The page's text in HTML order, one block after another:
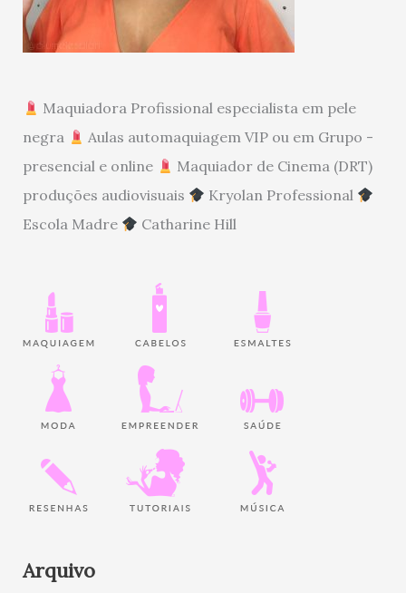
Maquiadora Profissional especialista em pele
negra
Aulas automaquiagem VIP ou em Grupo -
presencial e online
Maquiador de Cinema (DRT)
produções audiovisuais
Kryolan Professional
Escola Madre
Catharine Hill
Arquivo